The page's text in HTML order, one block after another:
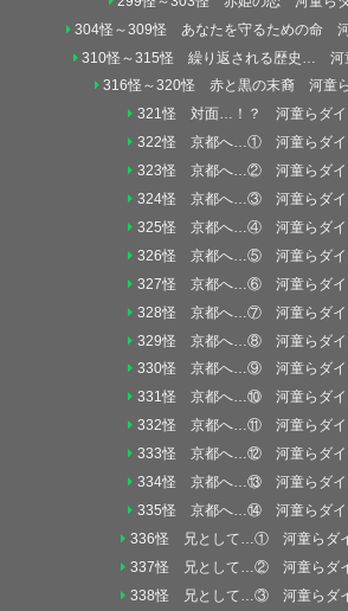
304怪～309怪 あなたを守るための命 河
310怪～315怪 繰り返される歴史… 河
316怪～320怪 赤と黒の末裔 河童ら
321怪 対面…！？ 河童らダイ
322怪 京都へ…① 河童らダイ
323怪 京都へ…② 河童らダイ
324怪 京都へ…③ 河童らダイ
325怪 京都へ…④ 河童らダイ
326怪 京都へ…⑤ 河童らダイ
327怪 京都へ…⑥ 河童らダイ
328怪 京都へ…⑦ 河童らダイ
329怪 京都へ…⑧ 河童らダイ
330怪 京都へ…⑨ 河童らダイ
331怪 京都へ…⑩ 河童らダイ
332怪 京都へ…⑪ 河童らダイ
333怪 京都へ…⑫ 河童らダイ
334怪 京都へ…⑬ 河童らダイ
335怪 京都へ…⑭ 河童らダイ
336怪 兄として…① 河童らダイ
337怪 兄として…② 河童らダイ
338怪 兄として…③ 河童らダイ